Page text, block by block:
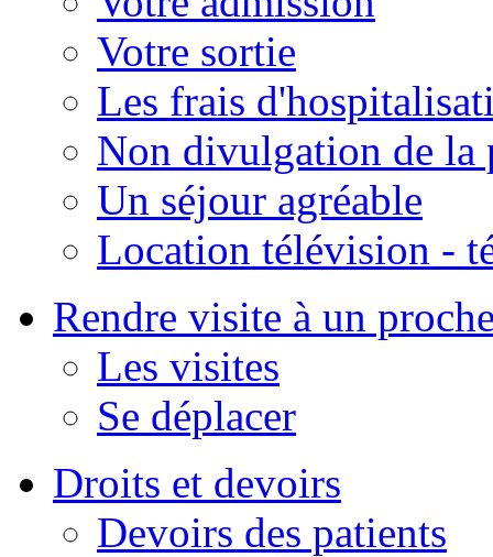
Votre sortie
Les frais
Non divulgation de la
Un séjour agréable
Location télévision -
Rendre visite à un
Les visites
Se déplacer
Droits et devoirs
Devoirs des patients